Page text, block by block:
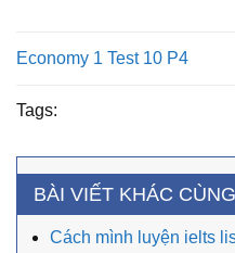
Economy 1 Test 10 P4
Tags:
BÀI VIẾT KHÁC
Cách mình luyện ielts